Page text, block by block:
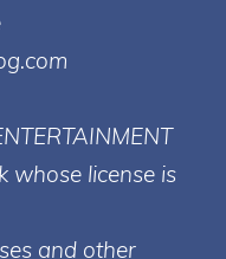
whose license is
and other